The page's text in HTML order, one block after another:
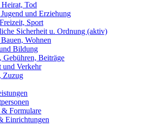
Tod
und Erziehung
Sport
Sicherheit u. Ordnung (aktiv)
Wohnen
Bildung
Gebühren, Beiträge
und Verkehr
Zuzug
Formulare
Einrichtungen